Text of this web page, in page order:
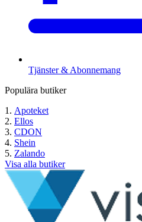
Tjänster & Abonnemang
Populära butiker
Apoteket
Ellos
CDON
Shein
Zalando
Visa alla butiker